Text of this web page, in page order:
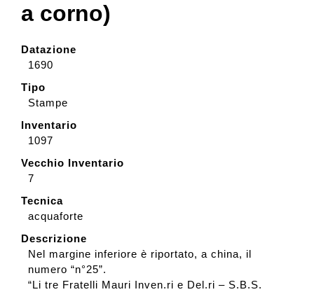
a corno)
Datazione
1690
Tipo
Stampe
Inventario
1097
Vecchio Inventario
7
Tecnica
acquaforte
Descrizione
Nel margine inferiore è riportato, a china, il
numero “n°25”.
“Li tre Fratelli Mauri Inven.ri e Del.ri – S.B.S.